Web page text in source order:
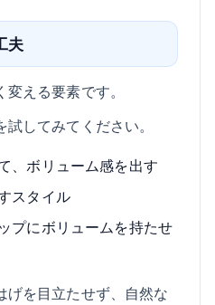
夫
える要素です。
してみてください。
、ボリューム感を出す
スタイル
プにボリュームを持たせ
げを目立たせず、自然な